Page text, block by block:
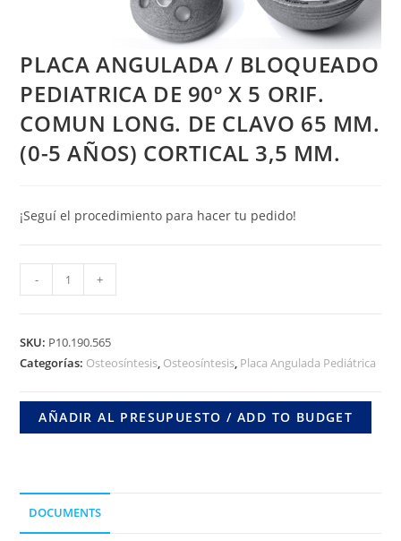
PLACA ANGULADA / BLOQUEADO
PEDIATRICA DE 90º X 5 ORIF.
COMUN LONG. DE CLAVO 65 MM.
(0-5 AÑOS) CORTICAL 3,5 MM.
¡Seguí el procedimiento para hacer tu pedido!
ANGULADA
BLOQUEADO
PEDIATRICA
X
COMUN
LONG.
- +
SKU: P10.190.565
Categorías: Osteosíntesis, Osteosíntesis, Placa Angulada Pediátrica
AÑADIR AL PRESUPUESTO / ADD TO BUDGET
DOCUMENTS